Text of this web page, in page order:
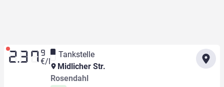
2.37 9
€/l
Tankstelle
Midlicher Str.
Rosendahl